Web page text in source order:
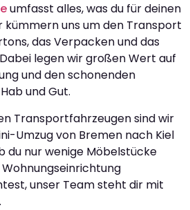
umfasst alles, was du für deinen
kümmern uns um den Transport
das Verpacken und das
legen wir großen Wert auf
und den schonenden
und Gut.
Transportfahrzeugen sind wir
Umzug von Bremen nach Kiel
du nur wenige Möbelstücke
unser Team steht dir mit